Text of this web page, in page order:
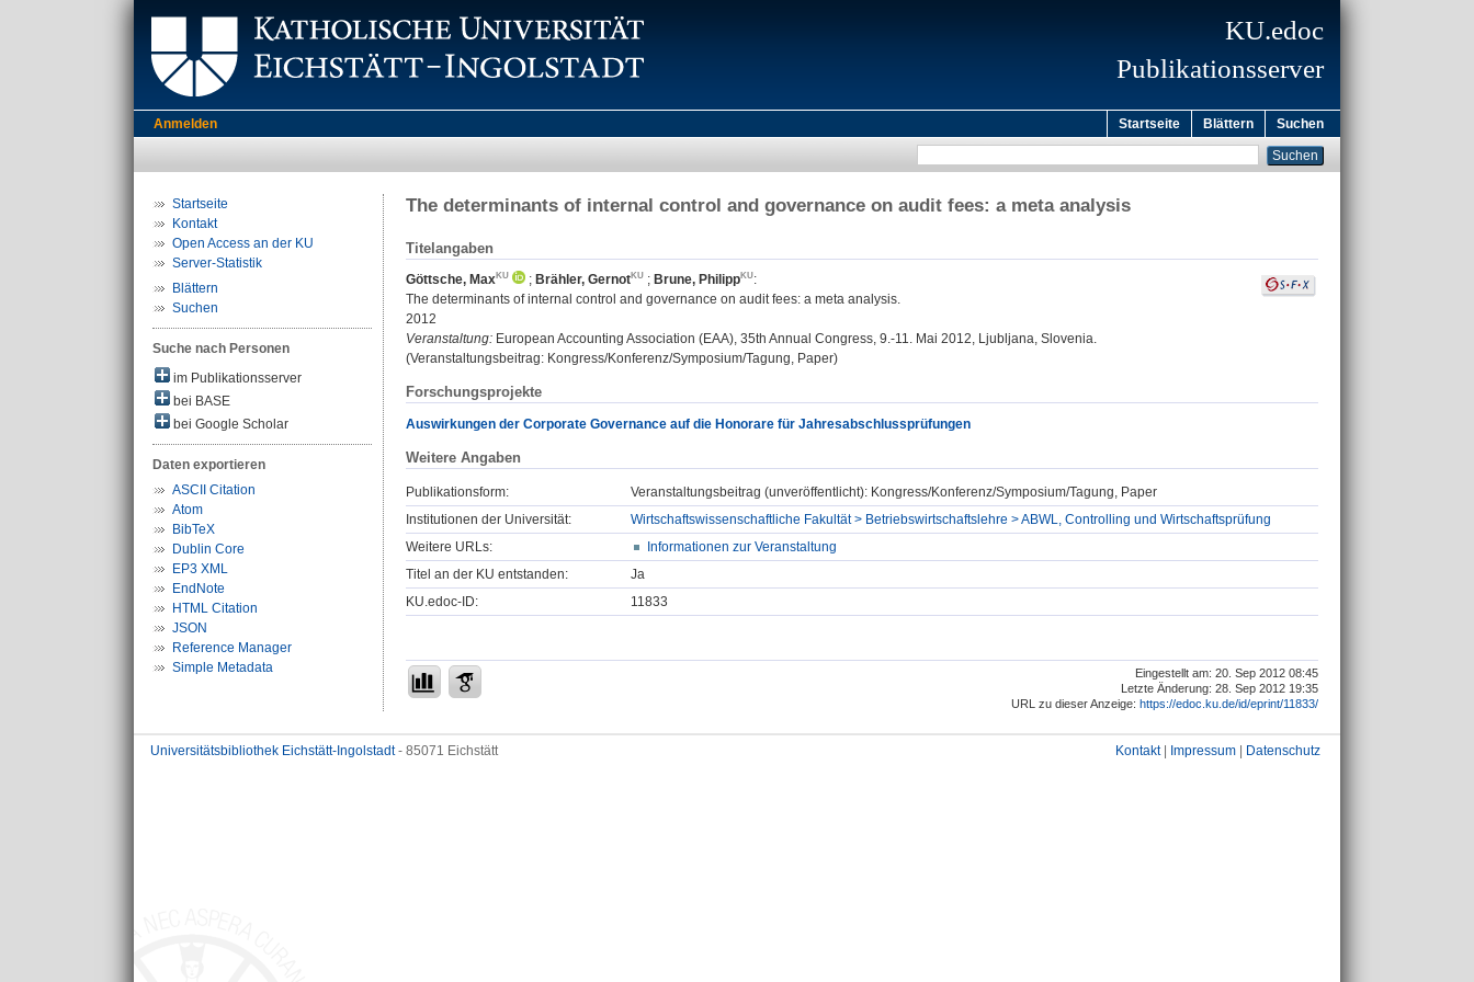
KU.edoc
Publikationsserver
Anmelden Startseite Blättern Suchen
Startseite
Kontakt
Open Access an der KU
Server-Statistik
Blättern
Suchen
Suche nach Personen
im Publikationsserver
bei BASE
bei Google Scholar
Daten exportieren
ASCII Citation
Atom
BibTeX
Dublin Core
EP3 XML
EndNote
HTML Citation
JSON
Reference Manager
Simple Metadata
The determinants of internal control and governance on audit fees: a meta analysis
Titelangaben
Göttsche, Max ; Brähler, Gernot ; Brune, Philipp
:
The determinants of internal control and governance on audit fees: a meta analysis.
2012
Veranstaltung: European Accounting Association (EAA), 35th Annual Congress, 9.-11. Mai 2012, Ljubljana, Slovenia.
(Veranstaltungsbeitrag: Kongress/Konferenz/Symposium/Tagung, Paper)
Forschungsprojekte
Auswirkungen der Corporate Governance auf die Honorare für Jahresabschlussprüfungen
Weitere Angaben
Publikationsform:
Veranstaltungsbeitrag (unveröffentlicht): Kongress/Konferenz/Symposium/Tagung, Paper
Institutionen der Universität:
Wirtschaftswissenschaftliche Fakultät > Betriebswirtschaftslehre > ABWL, Controlling und Wirtschaftsprüfung
Weitere URLs:
Informationen zur Veranstaltung
Titel an der KU entstanden:
Ja
KU.edoc-ID:
11833
Eingestellt am: 20. Sep 2012 08:45
Letzte Änderung: 28. Sep 2012 19:35
URL zu dieser Anzeige: https://edoc.ku.de/id/eprint/11833/
Universitätsbibliothek Eichstätt-Ingolstadt- 85071 Eichstätt Kontakt| Impressum Datenschutz